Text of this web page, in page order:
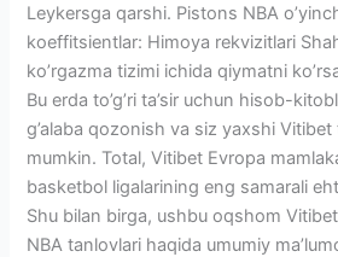
Leykersga qarshi. Pistons NBA
koeffitsientlar: Himoya rekvizitlari
ko’rgazma tizimi ichida qiymatni
Bu erda to’g’ri ta’sir uchun hisob-
g’alaba qozonish va siz yaxshi Vitibet
mumkin. Total, Vitibet Evropa
basketbol ligalarining eng samarali
Shu bilan birga, ushbu oqshom
NBA tanlovlari haqida umumiy